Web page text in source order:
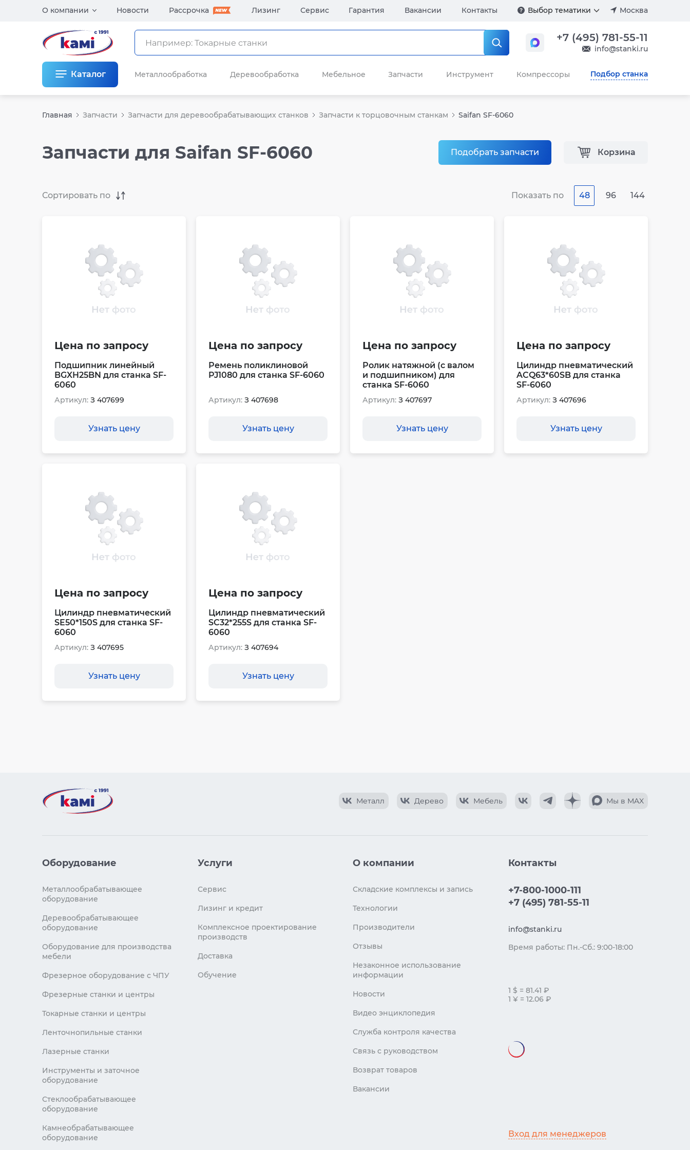
О компании Новости Рассрочка Лизинг Сервис Гарантия Вакансии Контакты Выбор тематики Москва
+7 (495) 781-55-11
info@stanki.ru
Каталог Металлообработка Деревообработка Мебельное Запчасти Инструмент Компрессоры Подбор станка
Главная Запчасти Запчасти для деревообрабатывающих станков Запчасти к торцовочным станкам Saifan SF-6060
Запчасти для Saifan SF-6060 Подобрать запчасти Корзина
Показать по 48 96 144
Цена по запросу
Подшипник линейный
BGXH25BN для станка SF-
6060
Артикул: З 407699
Узнать цену
Цена по запросу
Ремень поликлиновой
PJ1080 для станка SF-6060
Артикул: З 407698
Узнать цену
Цена по запросу
Ролик натяжной (с валом
и подшипником) для
станка SF-6060
Артикул: З 407697
Узнать цену
Цена по запросу
Цилиндр пневматический
ACQ63*60SB для станка
SF-6060
Артикул: З 407696
Узнать цену
Цена по запросу
Цилиндр пневматический
SE50*150S для станка SF-
6060
Артикул: З 407695
Узнать цену
Цена по запросу
Цилиндр пневматический
SC32*255S для станка SF-
6060
Артикул: З 407694
Узнать цену
Металл Дерево Мебель Мы в MAX
Оборудование
Металлообрабатывающее
оборудование
Деревообрабатывающее
оборудование
Оборудование для производства
мебели
Фрезерное оборудование с ЧПУ
Фрезерные станки и центры
Токарные станки и центры
Ленточнопильные станки
Лазерные станки
Инструменты и заточное
оборудование
Стеклообрабатывающее
оборудование
Камнеобрабатывающее
оборудование
Услуги
Сервис
Лизинг и кредит
Комплексное проектирование
производств
Доставка
Обучение
О компании
Складские комплексы и запись
Технологии
Производители
Отзывы
Незаконное использование
информации
Новости
Видео энциклопедия
Служба контроля качества
Связь с руководством
Возврат товаров
Вакансии
Контакты
+7-800-1000-111
+7 (495) 781-55-11
info@stanki.ru
Время работы: Пн.-Сб.: 9:00-18:00
1 $ = 81.41 ₽
1 ¥ = 12.06 ₽
Вход для менеджеров